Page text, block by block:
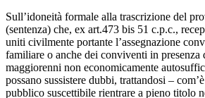
Sull’idoneità formale alla trascrizione del
(sentenza) che, ex art.473 bis 51 c.p.c.,
uniti civilmente portante l’assegnazione
familiare o anche dei conviventi in
maggiorenni non economicamente
possano sussistere dubbi, trattandosi –
pubblico suscettibile rientrare a pieno titolo